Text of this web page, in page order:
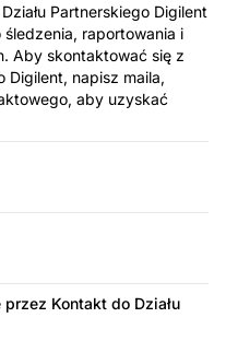
Partnerskiego Digilent
raportowania i
Aby skontaktować się z
Digilent, napisz maila,
aby uzyskać
Kontakt do Działu